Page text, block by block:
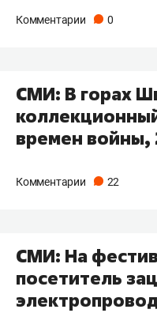
Комментарии 0
СМИ: В горах
времен войны,
Комментарии 22
СМИ: На
посетитель